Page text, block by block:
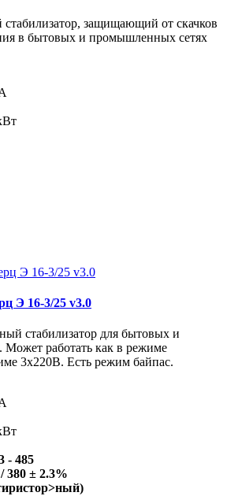
защищающий от скачков
в бытовых и промышленных сетях
Э 16-3/25 v3.0
стабилизатор для бытовых и
работать как в режиме
3x220В. Есть режим байпас.
- 485
380 ± 2.3%